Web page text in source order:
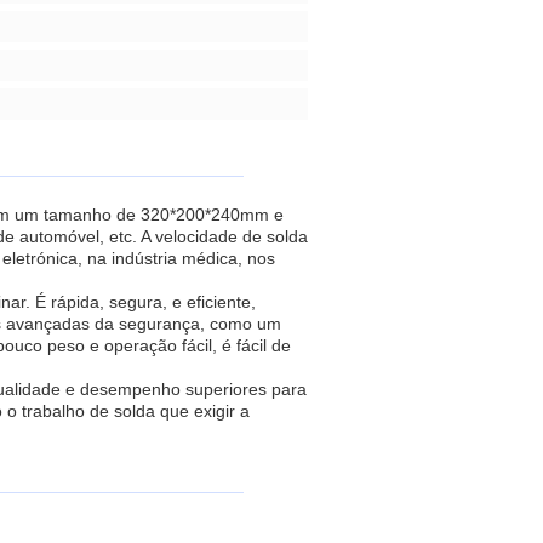
um tamanho de 320*200*240mm e
automóvel, etc. A velocidade de solda
na indústria médica, nos
É rápida, segura, e eficiente,
da segurança, como um
peso e operação fácil, é fácil de
e desempenho superiores para
trabalho de solda que exigir a